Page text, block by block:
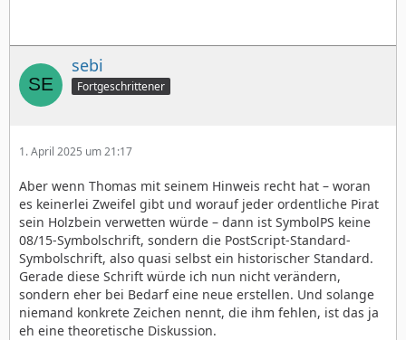
sebi
Fortgeschrittener
1. April 2025 um 21:17
Aber wenn Thomas mit seinem Hinweis recht hat – woran
es keinerlei Zweifel gibt und worauf jeder ordentliche Pirat
sein Holzbein verwetten würde – dann ist SymbolPS keine
08/15-Symbolschrift, sondern die PostScript-Standard-
Symbolschrift, also quasi selbst ein historischer Standard.
Gerade diese Schrift würde ich nun nicht verändern,
sondern eher bei Bedarf eine neue erstellen. Und solange
niemand konkrete Zeichen nennt, die ihm fehlen, ist das ja
eh eine theoretische Diskussion.